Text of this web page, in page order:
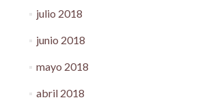
julio 2018
junio 2018
mayo 2018
abril 2018